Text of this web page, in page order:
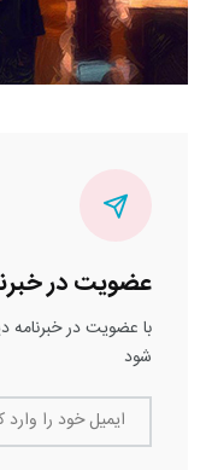
عضویت در
با عضویت در خبرنامه
شود
ایمیل خود را وارد